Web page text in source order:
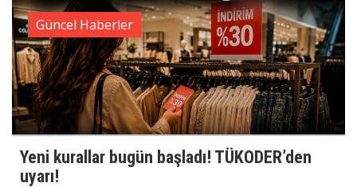
Güncel Haberler
Yeni kurallar bugün başladı! TÜKODER’den
uyarı!